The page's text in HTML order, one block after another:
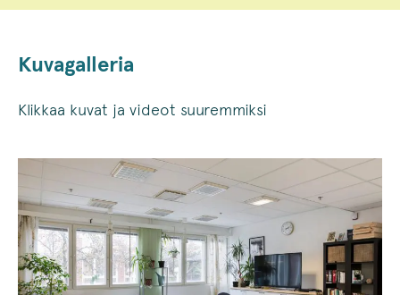
Kuvagalleria
Klikkaa kuvat ja videot suuremmiksi